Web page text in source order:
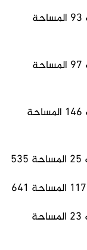
الخرطوم بحرى كـافورى المربع 11 القطعه 93 المساحة
الخرطوم بحرى كـافورى المربع 11 القطعه 97 المساحة
الخرطوم بحرى كـافورى المربع 11 القطعه 146 المساحة
الخرطوم بحرى كـافورى المربع 14 القطعه 23 المساحة